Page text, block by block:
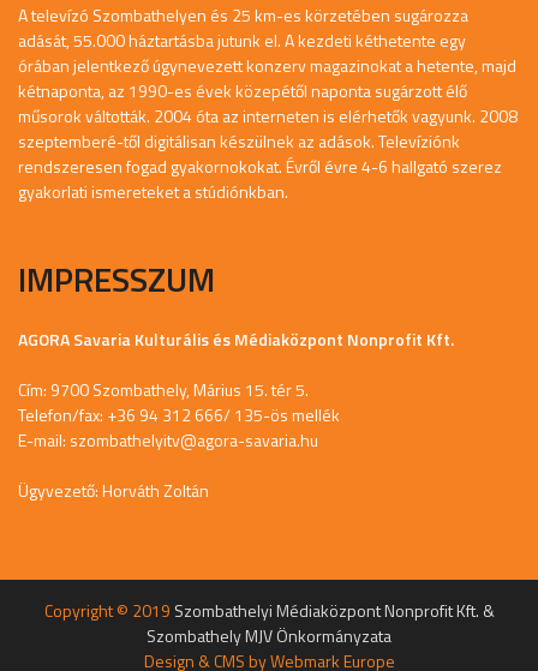
A televízó Szombathelyen és 25 km-es körzetében sugározza
adását, 55.000 háztartásba jutunk el. A kezdeti kéthetente egy
órában jelentkező úgynevezett konzerv magazinokat a hetente, majd
kétnaponta, az 1990-es évek közepétől naponta sugárzott élő
műsorok váltották. 2004 óta az interneten is elérhetők vagyunk. 2008
szeptemberé-től digitálisan készülnek az adások. Televíziónk
rendszeresen fogad gyakornokokat. Évről évre 4-6 hallgató szerez
gyakorlati ismereteket a stúdiónkban.
IMPRESSZUM
AGORA Savaria Kulturális és Médiaközpont Nonprofit Kft.
Cím: 9700 Szombathely, Márius 15. tér 5.
Telefon/fax: +36 94 312 666/ 135-ös mellék
E-mail: szombathelyitv@agora-savaria.hu
Ügyvezető: Horváth Zoltán
Copyright © 2019 Szombathelyi Médiaközpont Nonprofit Kft. &
Szombathely MJV Önkormányzata
Design & CMS byWebmark Europe